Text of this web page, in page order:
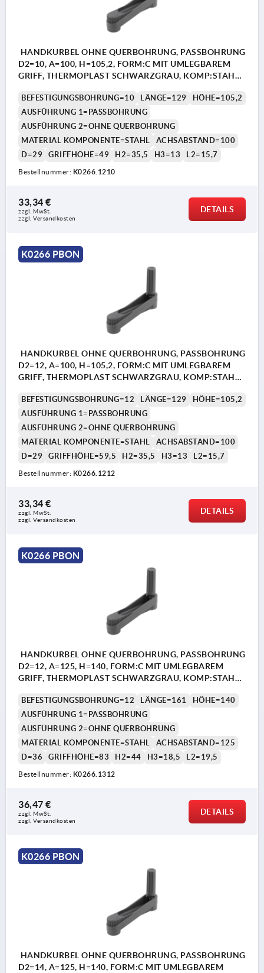
HANDKURBEL OHNE QUERBOHRUNG, PASSBOHRUNG
D2=10, A=100, H=105,2, FORM:C MIT UMLEGBAREM
GRIFF, THERMOPLAST SCHWARZGRAU, KOMP:STAHL
BEFESTIGUNGSBOHRUNG=10 LÄNGE=129
HÖHE=105,2
AUSFÜHRUNG 1=PASSBOHRUNG
AUSFÜHRUNG 2=OHNE QUERBOHRUNG
MATERIAL KOMPONENTE=STAHL
ACHSABSTAND=100
D=29
GRIFFHÖHE=49 H2=35,5 H3=13 L2=15,7
Bestellnummer: K0266.1210
33,34 €
zzgl. MwSt.
zzgl. Versandkosten
DETAILS
K0266 PBON
HANDKURBEL OHNE QUERBOHRUNG, PASSBOHRUNG
D2=12, A=100, H=105,2, FORM:C MIT UMLEGBAREM
GRIFF, THERMOPLAST SCHWARZGRAU, KOMP:STAHL
BEFESTIGUNGSBOHRUNG=12 LÄNGE=129
HÖHE=105,2
AUSFÜHRUNG 1=PASSBOHRUNG
AUSFÜHRUNG 2=OHNE QUERBOHRUNG
MATERIAL KOMPONENTE=STAHL
ACHSABSTAND=100
D=29
GRIFFHÖHE=59,5 H2=35,5 H3=13 L2=15,7
Bestellnummer: K0266.1212
33,34 €
zzgl. MwSt.
zzgl. Versandkosten
DETAILS
K0266 PBON
HANDKURBEL OHNE QUERBOHRUNG, PASSBOHRUNG
D2=12, A=125, H=140, FORM:C MIT UMLEGBAREM
GRIFF, THERMOPLAST SCHWARZGRAU, KOMP:STAHL
BEFESTIGUNGSBOHRUNG=12 LÄNGE=161
HÖHE=140
AUSFÜHRUNG 1=PASSBOHRUNG
AUSFÜHRUNG 2=OHNE QUERBOHRUNG
MATERIAL KOMPONENTE=STAHL
ACHSABSTAND=125
D=36
GRIFFHÖHE=83 H2=44 H3=18,5 L2=19,5
Bestellnummer: K0266.1312
36,47 €
zzgl. MwSt.
zzgl. Versandkosten
DETAILS
K0266 PBON
HANDKURBEL OHNE QUERBOHRUNG, PASSBOHRUNG
D2=14, A=125, H=140, FORM:C MIT UMLEGBAREM